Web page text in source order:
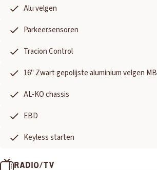
Alu velgen
Parkeersensoren
Tracion Control
16" Zwart gepolijste aluminium velgen MB
AL-KO chassis
EBD
Keyless starten
RADIO/TV